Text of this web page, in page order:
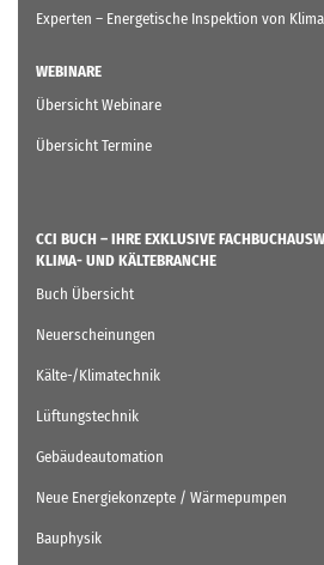
Experten – Energetische Inspektion von
WEBINARE
Übersicht Webinare
Übersicht Termine
CCI BUCH – IHRE EXKLUSIVE
KLIMA- UND KÄLTEBRANCHE
Buch Übersicht
Neuerscheinungen
Kälte-/Klimatechnik
Lüftungstechnik
Gebäudeautomation
Neue Energiekonzepte / Wärmepumpen
Bauphysik